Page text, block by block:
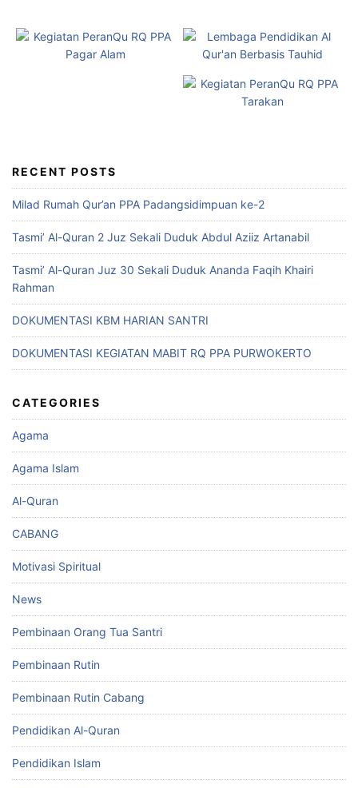
RECENT POSTS
Milad Rumah Qur’an PPA Padangsidimpuan ke-2
Tasmi’ Al-Quran 2 Juz Sekali Duduk Abdul Aziiz Artanabil
Tasmi’ Al-Quran Juz 30 Sekali Duduk Ananda Faqih Khairi
Rahman
DOKUMENTASI KBM HARIAN SANTRI
DOKUMENTASI KEGIATAN MABIT RQ PPA PURWOKERTO
CATEGORIES
Agama
Agama Islam
Al-Quran
CABANG
Motivasi Spiritual
News
Pembinaan Orang Tua Santri
Pembinaan Rutin
Pembinaan Rutin Cabang
Pendidikan Al-Quran
Pendidikan Islam